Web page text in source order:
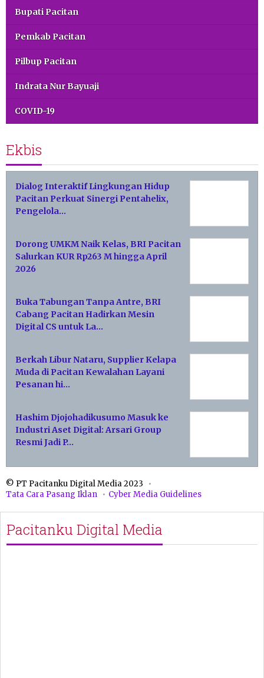
Bupati Pacitan
Pemkab Pacitan
Pilbup Pacitan
Indrata Nur Bayuaji
COVID-19
Ekbis
Dialog Interaktif Lingkungan Hidup
Pacitan Perkuat Sinergi Pentahelix,
Pengelola…
Dorong UMKM Naik Kelas, BRI Pacitan
Salurkan KUR Rp263 M hingga April
2026
Buka Tabungan Tanpa Antre, BRI
Cabang Pacitan Hadirkan Mesin
Digital CS untuk La…
Berkah Libur Nataru, Supplier Kelapa
Muda di Pacitan Kewalahan Layani
Pesanan hi…
Hashim Djojohadikusumo Masuk ke
Industri Aset Digital: Arsari Group
Resmi Jadi P…
© PT Pacitanku Digital Media 2023
Tata Cara Pasang Iklan
Cyber Media Guidelines
Pacitanku Digital Media